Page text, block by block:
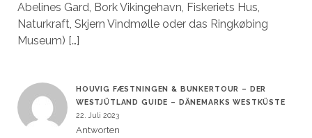
Abelines Gard, Bork Vikingehavn, Fiskeriets Hus,
Naturkraft, Skjern Vindmølle oder das Ringkøbing
Museum) […]
HOUVIG FÆSTNINGEN & BUNKERTOUR – DER
WESTJÜTLAND GUIDE – DÄNEMARKS WESTKÜSTE
22. Juli 2023
Antworten